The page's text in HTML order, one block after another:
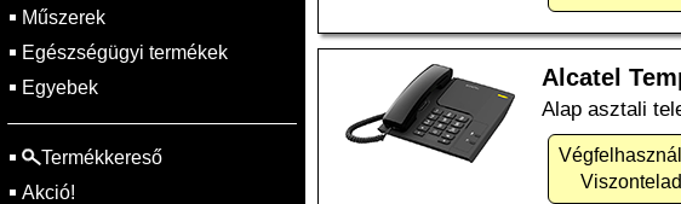
Műszerek
Egészségügyi termékek
Egyebek
Termékkereső
Akció!
Alcatel
Alap asztali